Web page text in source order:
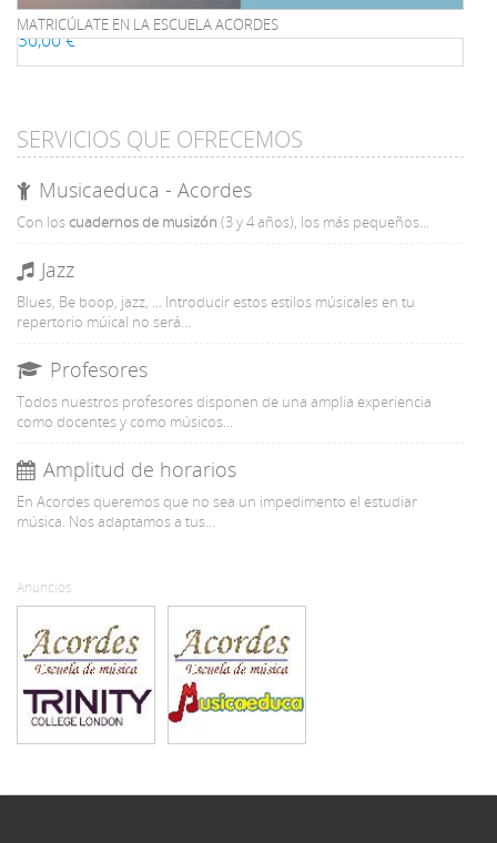
MATRICÚLATE EN LA ESCUELA ACORDES
30,00 €
SERVICIOS QUE OFRECEMOS
Musicaeduca - Acordes
Con los cuadernos de musizón (3 y 4 años), los más pequeños...
Jazz
Blues, Be boop, jazz, ... Introducir estos estilos músicales en tu
repertorio múical no será...
Profesores
Todos nuestros profesores disponen de una amplia experiencia
como docentes y como músicos...
Amplitud de horarios
En Acordes queremos que no sea un impedimento el estudiar
música. Nos adaptamos a tus...
Anuncios